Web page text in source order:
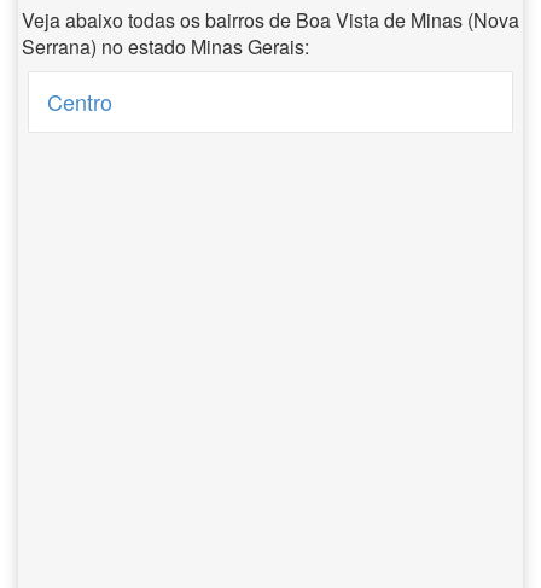
Veja abaixo todas os bairros de Boa Vista de Minas (Nova
Serrana) no estado Minas Gerais:
Centro